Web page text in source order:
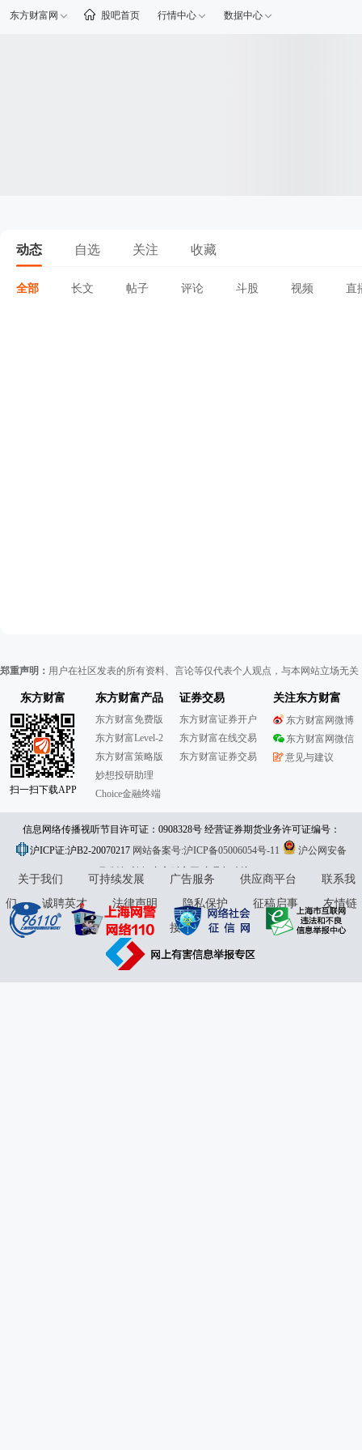
东方财富网 股吧首页 行情中心 数据中心
动态 自选 关注 收藏
全部 长文 帖子 评论 斗股 视频 直
郑重声明： 用户在社区发表的所有资料、言论等仅代表个人观点，与本网站立场无
东方财富
扫一扫下载APP
东方财富产品
东方财富免费版
东方财富Level-2
东方财富策略版
妙想投研助理
Choice金融终端
证券交易
东方财富证券开户
东方财富在线交易
东方财富证券交易
关注东方财富
东方财富网微博
东方财富网微信
意见与建议
信息网络传播视听节目许可证：0908328号 经营证券期货业务许可证编号：
913101046312860336 违法和不良信息举报:021-61278686 举报邮箱：
jubao@eastmoney.com
沪ICP证:沪B2-20070217 网站备案号:沪ICP备05006054号-11
沪公网安备
31010402000120号版权所有:东方财富网意见与建议:4000300059/952500
关于我们 可持续发展 广告服务 供应商平台
联系我
们
诚聘英才 法律声明 隐私保护 征稿启事
友情链
接